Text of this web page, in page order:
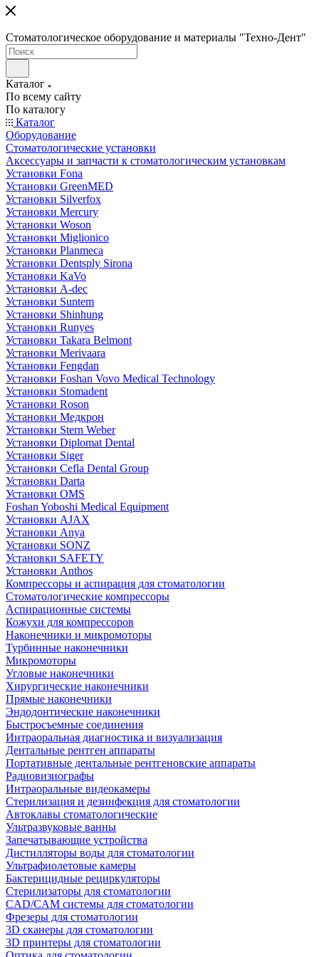
Стоматологическое оборудование и материалы "Техно-Дент"
Каталог
По всему сайту
По каталогу
Каталог
Оборудование
Стоматологические установки
Аксессуары и запчасти к стоматологическим установкам
Установки Fona
Установки GreenMED
Установки Silverfox
Установки Mercury
Установки Woson
Установки Miglionico
Установки Planmeca
Установки Dentsply Sirona
Установки KaVo
Установки A-dec
Установки Suntem
Установки Shinhung
Установки Runyes
Установки Takara Belmont
Установки Merivaara
Установки Fengdan
Установки Foshan Vovo Medical Technology
Установки Stomadent
Установки Roson
Установки Медкрон
Установки Stern Weber
Установки Diplomat Dental
Установки Siger
Установки Cefla Dental Group
Установки Darta
Установки OMS
Foshan Yoboshi Medical Equipment
Установки AJAX
Установки Anya
Установки SONZ
Установки SAFETY
Установки Anthos
Компрессоры и аспирация для стоматологии
Стоматологические компрессоры
Аспирационные системы
Кожухи для компрессоров
Наконечники и микромоторы
Турбинные наконечники
Микромоторы
Угловые наконечники
Хирургические наконечники
Прямые наконечники
Эндодонтические наконечники
Быстросъемные соединения
Интраоральная диагностика и визуализация
Дентальные рентген аппараты
Портативные дентальные рентгеновские аппараты
Радиовизиографы
Интраоральные видеокамеры
Стерилизация и дезинфекция для стоматологии
Автоклавы стоматологические
Ультразвуковые ванны
Запечатывающие устройства
Дистилляторы воды для стоматологии
Ультрафиолетовые камеры
Бактерицидные рециркуляторы
Стерилизаторы для стоматологии
CAD/CAM системы для стоматологии
Фрезеры для стоматологии
3D cканеры для стоматологии
3D принтеры для стоматологии